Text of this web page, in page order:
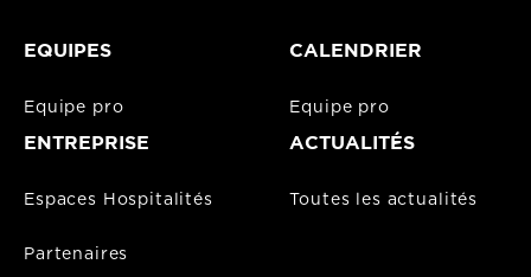
EQUIPES
Equipe pro
CALENDRIER
Equipe pro
ENTREPRISE
Espaces Hospitalités
Partenaires
ACTUALITÉS
Toutes les actualités